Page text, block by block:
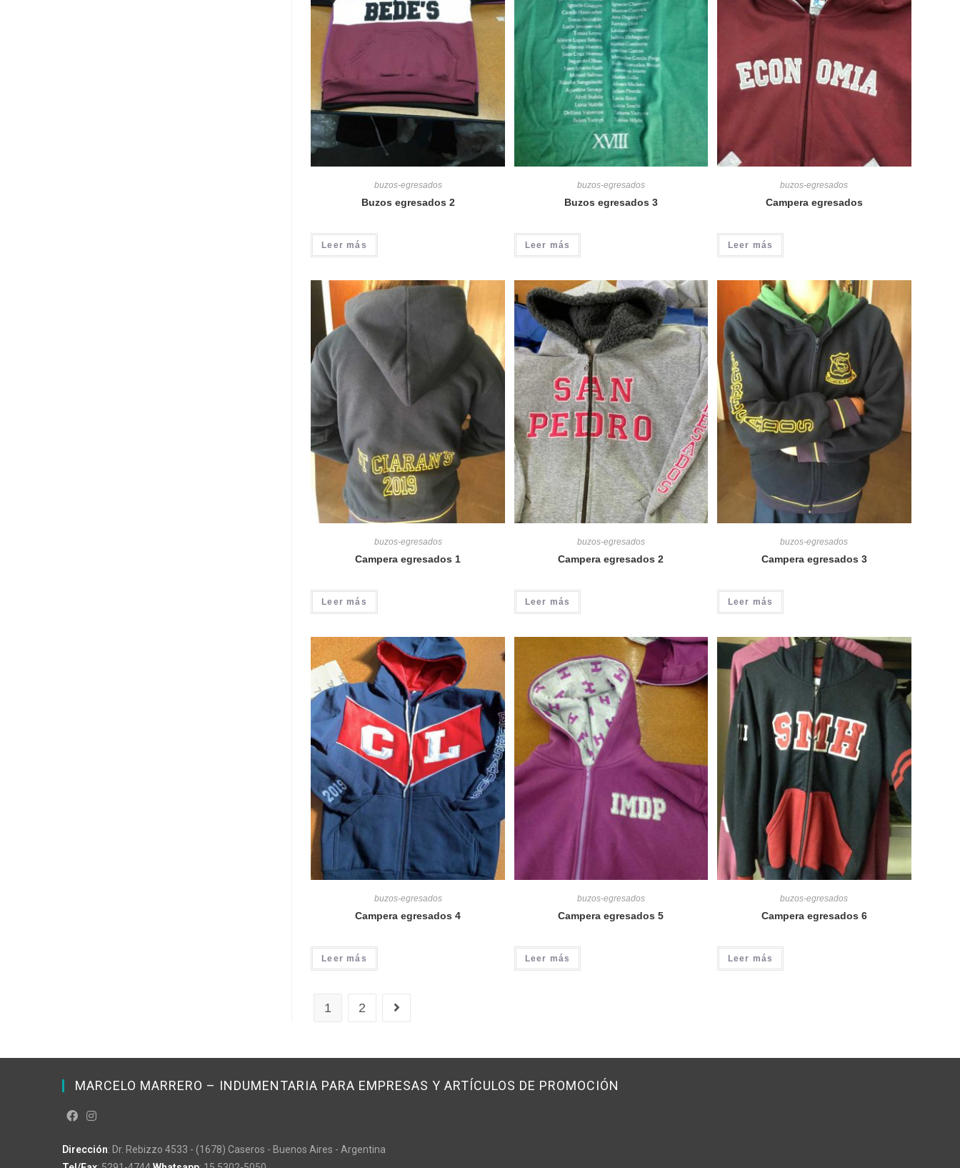
buzos-egresados
Buzos egresados 2
Leer más
buzos-egresados
Buzos egresados 3
Leer más
buzos-egresados
Campera egresados
Leer más
buzos-egresados
Campera egresados 1
Leer más
buzos-egresados
Campera egresados 2
Leer más
buzos-egresados
Campera egresados 3
Leer más
buzos-egresados
Campera egresados 4
Leer más
buzos-egresados
Campera egresados 5
Leer más
buzos-egresados
Campera egresados 6
Leer más
1 2
MARCELO MARRERO – INDUMENTARIA PARA EMPRESAS Y ARTÍCULOS DE PROMOCIÓN
Dirección: Dr. Rebizzo 4533 - (1678) Caseros - Buenos Aires - Argentina